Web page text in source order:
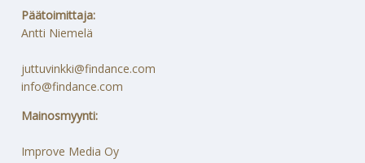
Päätoimittaja:
Antti Niemelä
juttuvinkki@findance.com
info@findance.com
Mainosmyynti:
Improve Media Oy